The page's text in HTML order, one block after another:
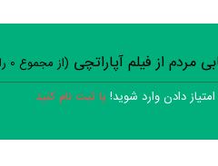
مردم از فیلم آپاراتچی (از مجموع 0
دادن وارد شوید! یا ثبت نام کنید